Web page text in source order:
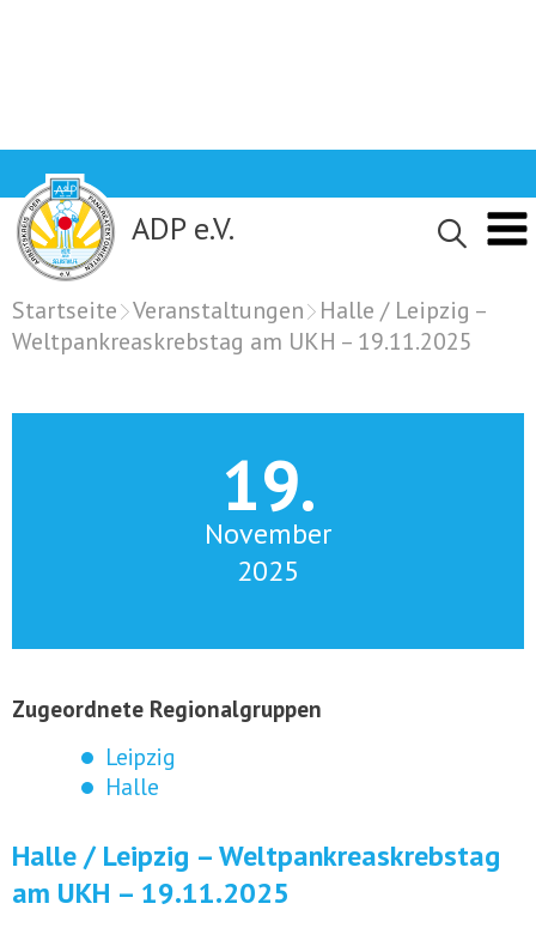
to
content
ADP e.V.
Startseite Veranstaltungen
Halle / Leipzig –
Weltpankreaskrebstag am UKH – 19.11.2025
19.
November
2025
Zugeordnete Regionalgruppen
Leipzig
Halle
Halle / Leipzig – Weltpankreaskrebstag
am UKH – 19.11.2025